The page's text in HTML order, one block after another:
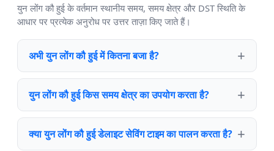
युन लोंग कौ हुई के वर्तमान स्थानीय समय, समय क्षेत्र और DST स्थिति के
आधार पर प्रत्येक अनुरोध पर उत्तर ताज़ा किए जाते हैं।
अभी युन लोंग कौ हुई में कितना बजा है?
युन लोंग कौ हुई किस समय क्षेत्र का उपयोग करता है?
क्या युन लोंग कौ हुई डेलाइट सेविंग टाइम का पालन करता है?